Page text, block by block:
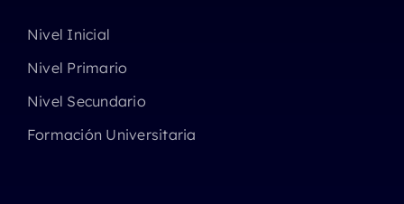
Nivel Inicial
Nivel Primario
Nivel Secundario
Formación Universitaria